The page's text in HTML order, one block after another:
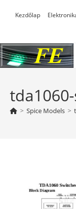
Kezdőlap
> Spice Models >